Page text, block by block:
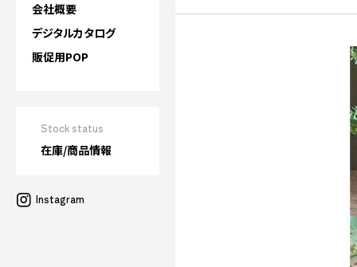
会社概要
デジタルカタログ
販促用POP
Stock status
在庫/商品情報
Instagram